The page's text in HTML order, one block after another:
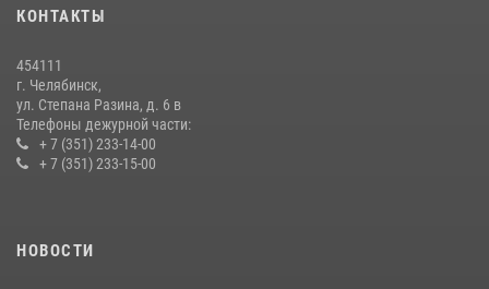
08 июля 2026, 12:05
КОНТАКТЫ
454111
г. Челябинск,
ул. Степана Разина, д. 6 в
Телефоны дежурной части:
+ 7 (351) 233-14-00
+ 7 (351) 233-15-00
НОВОСТИ